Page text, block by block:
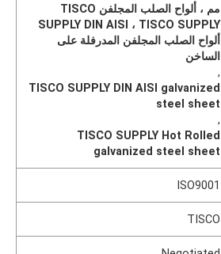
مم ، ألواح الصلب المجلفن TISCO
SUPPLY DIN AISI ، TISCO SUPPLY
ألواح الصلب المجلفن المدرفلة على
الساخن
,
TISCO SUPPLY DIN AISI galvanized
steel sheet
,
TISCO SUPPLY Hot Rolled
galvanized steel sheet
ISO9001
TISCO